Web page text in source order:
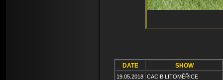
DATE SHOW
19.05.2018 CACIB LITOMĚŘICE